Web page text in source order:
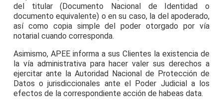
del titular (Documento Nacional de Identidad o
documento equivalente) o en su caso, la del apoderado,
así como copia simple del poder otorgado por vía
notarial cuando corresponda.
Asimismo, APEE informa a sus Clientes la existencia de
la vía administrativa para hacer valer sus derechos a
ejercitar ante la Autoridad Nacional de Protección de
Datos o jurisdiccionales ante el Poder Judicial a los
efectos de la correspondiente acción de habeas data.